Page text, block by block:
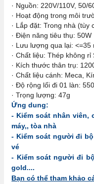
· Nguồn: 220V/110V, 50/
· Hoạt động trong môi
· Lắp đặt: Trong nhà (tùy
· Điện năng tiêu thụ: 50W
· Lưu lượng qua lại: <=35
· Chất liệu: Thép không rỉ
· Kích thước thân trụ:
· Chất liệu cánh: Meca,
· Độ rộng lối đi 01 làn:
· Trọng lượng: 47g
Ứng dung:
- Kiểm soát nhân viên,
máy,, tòa nhà
- Kiểm soát người đi
vé
- Kiểm soát người đi
gold....
Bạn có thể tham khảo